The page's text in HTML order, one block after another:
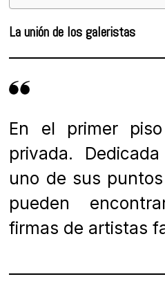
La unión de los galeristas
En el primer
privada.
uno de sus
pueden
firmas de artistas